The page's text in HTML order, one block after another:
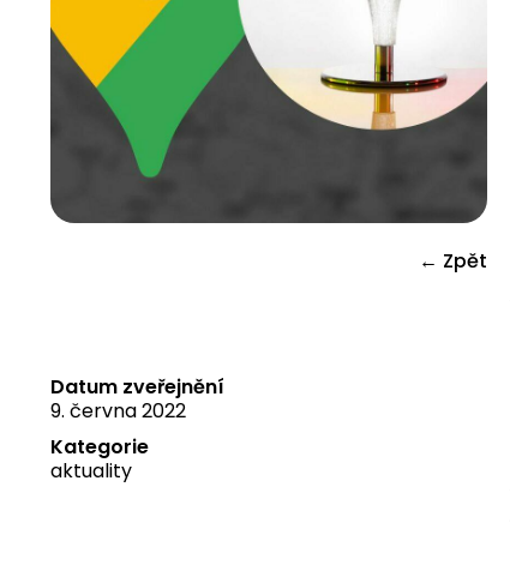
← Zpět
Datum zveřejnění
9. června 2022
Kategorie
aktuality